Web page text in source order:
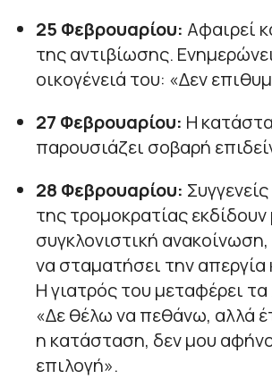
25 Φεβρουαρίου: Αφαιρεί
της αντιβίωσης.
οικογένειά του: «Δεν
27 Φεβρουαρίου: Η
παρουσιάζει σοβαρή
28 Φεβρουαρίου:
της τρομοκρατίας εκδίδουν
συγκλονιστική
να σταματήσει την απεργία
Η γιατρός του μεταφέρει τα
«Δε θέλω να πεθάνω, αλλά
η κατάσταση, δεν μου
επιλογή».